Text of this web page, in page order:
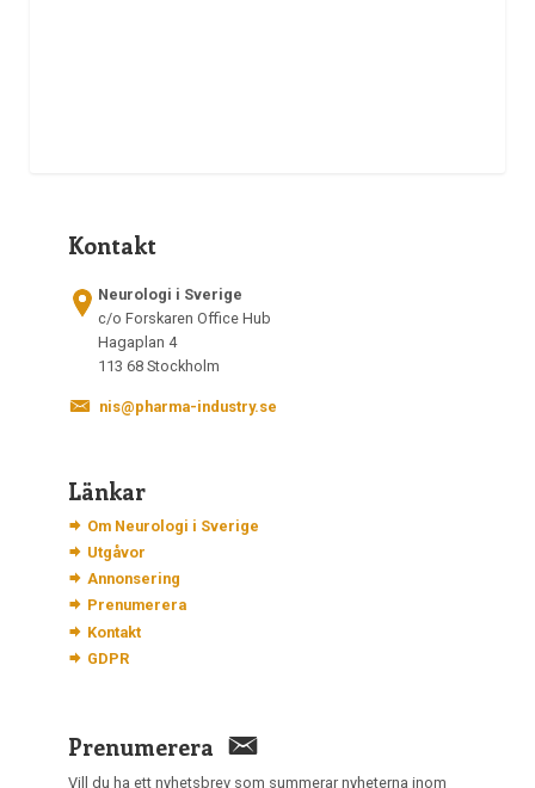
Kontakt
Neurologi i Sverige
c/o Forskaren Office Hub
Hagaplan 4
113 68 Stockholm
nis@pharma-industry.se
Länkar
Om Neurologi i Sverige
Utgåvor
Annonsering
Prenumerera
Kontakt
GDPR
Prenumerera
Vill du ha ett nyhetsbrev som summerar nyheterna inom